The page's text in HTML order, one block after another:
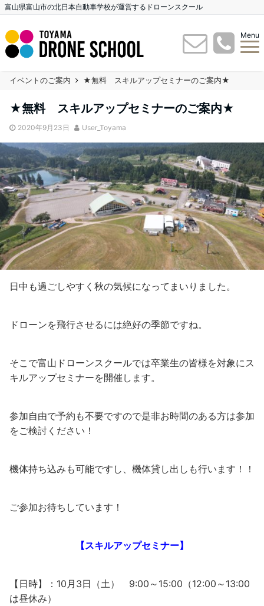
富山県富山市の北日本自動車学校が運営するドローンスクール
Menu
イベントのご案内 ★無料 スキルアップセミナーのご案内★
★無料 スキルアップセミナーのご案内★
2020年9月23日 User_Toyama
日中も過ごしやすく秋の気候になってまいりました。
ドローンを飛行させるには絶好の季節ですね。
そこで富山ドローンスクールでは卒業生の皆様を対象にス
キルアップセミナーを開催します。
参加自由で予約も不要ですので是非お時間のある方は参加
をご検討ください！
機体持ち込みも可能ですし、機体貸し出しも行います！！
ご参加お待ちしています！
【スキルアップセミナー】
【日時】：10月3日（土） 9:00～15:00（12:00～13:00
は昼休み）